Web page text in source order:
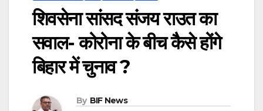
शिवसेना सांसद संजय राउत का
सवाल- कोरोना के बीच कैैसे होंगे
बिहार में चुनाव ?
By BIF News